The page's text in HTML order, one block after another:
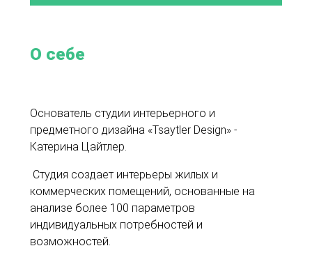
О себе
Основатель студии интерьерного и
предметного дизайна «Tsaytler Design» -
Катерина Цайтлер.
Студия создает интерьеры жилых и
коммерческих помещений, основанные на
анализе более 100 параметров
индивидуальных потребностей и
возможностей.